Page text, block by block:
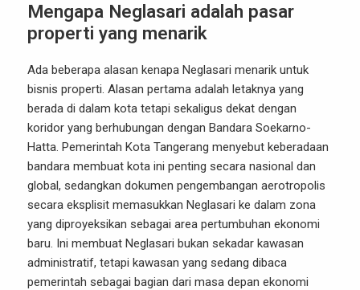
Mengapa Neglasari adalah pasar
properti yang menarik
Ada beberapa alasan kenapa Neglasari menarik untuk
bisnis properti. Alasan pertama adalah letaknya yang
berada di dalam kota tetapi sekaligus dekat dengan
koridor yang berhubungan dengan Bandara Soekarno-
Hatta. Pemerintah Kota Tangerang menyebut keberadaan
bandara membuat kota ini penting secara nasional dan
global, sedangkan dokumen pengembangan aerotropolis
secara eksplisit memasukkan Neglasari ke dalam zona
yang diproyeksikan sebagai area pertumbuhan ekonomi
baru. Ini membuat Neglasari bukan sekadar kawasan
administratif, tetapi kawasan yang sedang dibaca
pemerintah sebagai bagian dari masa depan ekonomi